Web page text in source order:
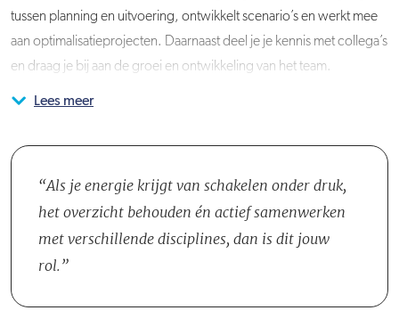
tussen planning en uitvoering, ontwikkelt scenario’s en werkt mee
aan optimalisatieprojecten. Daarnaast deel je je kennis met collega’s
en draag je bij aan de groei en ontwikkeling van het team.
Je werkt in wisseldiensten: vroege dienst (07.00 – 15.00 uur), late
per drie weken op zondag werken, dit kan een dag- of
avonddienst zijn.
Lees meer
Als je energie krijgt van schakelen onder druk,
het overzicht behouden én actief samenwerken
met verschillende disciplines, dan is dit jouw
rol.